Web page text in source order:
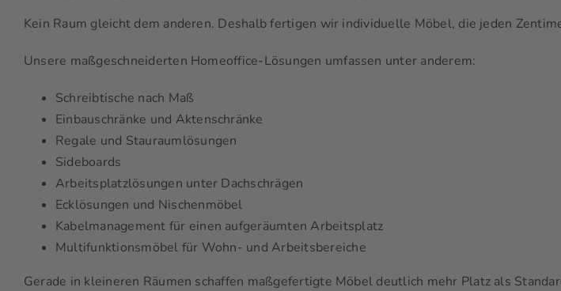
Kein Raum gleicht dem anderen. Deshalb fertigen wir individuelle Möbel, die jeden
Unsere maßgeschneiderten Homeoffice-Lösungen umfassen unter anderem:
Schreibtische nach Maß
Einbauschränke und Aktenschränke
Regale und Stauraumlösungen
Sideboards
Arbeitsplatzlösungen unter Dachschrägen
Ecklösungen und Nischenmöbel
Kabelmanagement für einen aufgeräumten Arbeitsplatz
Multifunktionsmöbel für Wohn- und Arbeitsbereiche
Gerade in kleineren Räumen schaffen maßgefertigte Möbel deutlich mehr Platz als